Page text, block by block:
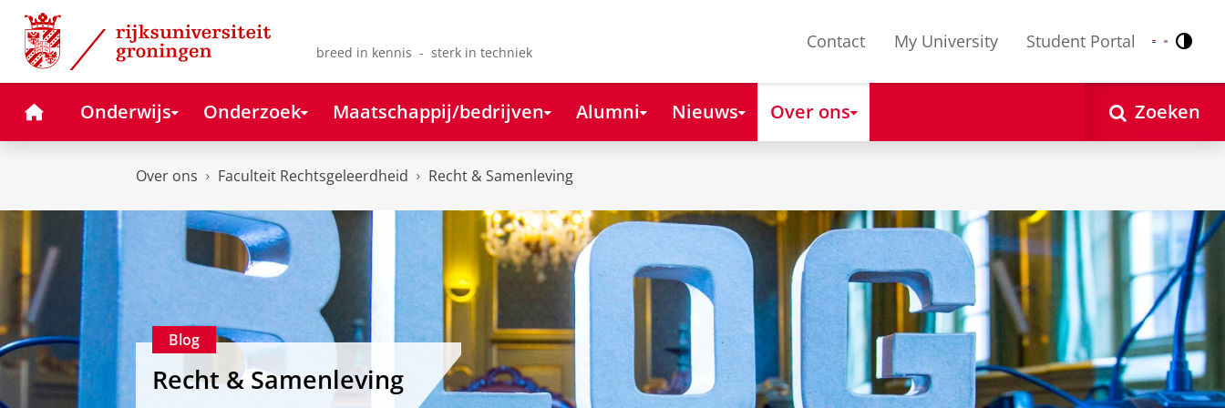
Skip
Content
Skip
Navigation
breed in kennis - sterk in techniek
Contact My University Student Portal Nederlands
English
HomeOnderwijs Onderzoek Maatschappij/bedrijven Alumni Nieuws Over ons Zoeken
Over ons Faculteit Rechtsgeleerdheid Recht & Samenleving
Blog
Recht & Samenleving